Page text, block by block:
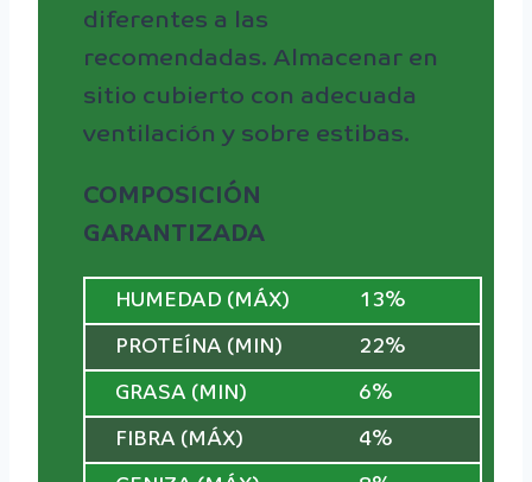
diferentes a las
recomendadas. Almacenar en
sitio cubierto con adecuada
ventilación y sobre estibas.
COMPOSICIÓN
GARANTIZADA
HUMEDAD (MÁX) 13%
PROTEÍNA (MIN) 22%
GRASA (MIN) 6%
FIBRA (MÁX) 4%